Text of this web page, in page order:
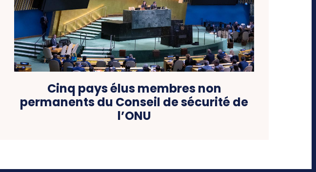
Cinq pays élus membres non
permanents du Conseil de sécurité de
l’ONU